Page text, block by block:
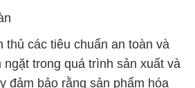
thủ các tiêu chuẩn an toàn và
trong quá trình sản xuất và
đảm bảo rằng sản phẩm hóa